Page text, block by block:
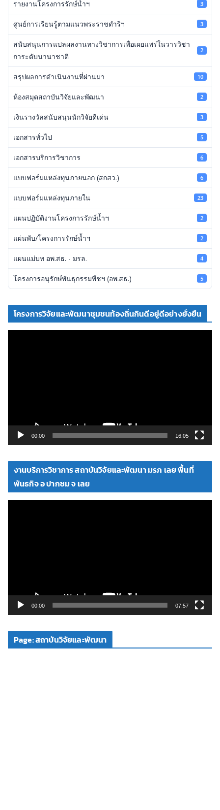
รายงานโครงการรักษ์น้ำฯ 3
ศูนย์การเรียนรู้ตามแนวพระราชดำริฯ 3
สนับสนุนการแปลผลงานทางวิชาการเพื่อเผยแพร่ในวารวิชา
การะดับนานาชาติ
2
สรุปผลการดำเนินงานที่ผ่านมา 10
ห้องสมุดสถาบันวิจัยและพัฒนา 2
เงินรางวัลสนับสนุนนักวิจัยดีเด่น 3
เอกสารทั่วไป 5
เอกสารบริการวิชาการ 6
แบบฟอร์มแหล่งทุนภายนอก (สกสว.) 6
แบบฟอร์มแหล่งทุนภายใน 23
แผนปฏิบัติงานโครงการรักษ์น้ำฯ 2
แผ่นพับ/โครงการรักษ์น้ำฯ 2
แผนแม่บท อพ.สธ. - มรล. 4
โครงการอนุรักษ์พันธุกรรมพืชฯ (อพ.สธ.) 5
โครงการวิจัยและพัฒนาชุมชนท้องถิ่นกินดีอยู่ดีอย่างยั่งยืน
ดี
00:00 16:05
งานบริการวิชาการ สถาบันวิจัยและพัฒนา มรภ เลย พื้นที่
พันธกิจ อ ปากชม จ เลย
ดี
00:00 07:57
Page: สถาบันวิจัยและพัฒนา